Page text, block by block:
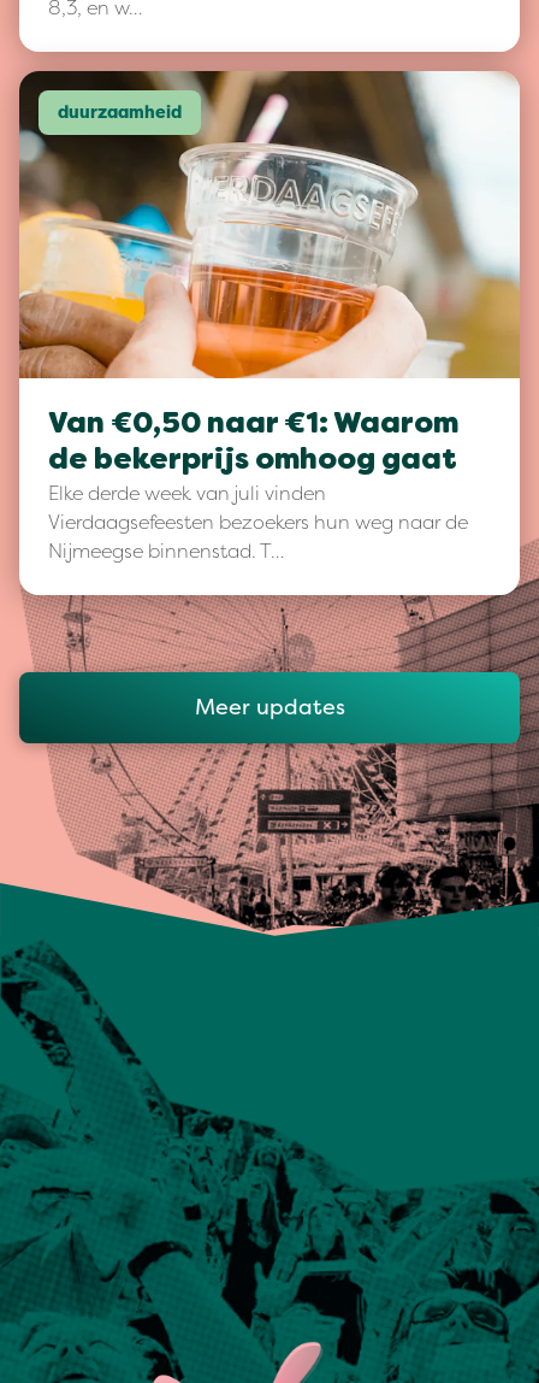
8,3, en w…
duurzaamheid
Van €0,50 naar €1: Waarom
de bekerprijs omhoog gaat
Elke derde week van juli vinden
Vierdaagsefeesten bezoekers hun weg naar de
Nijmeegse binnenstad. T…
Meer updates